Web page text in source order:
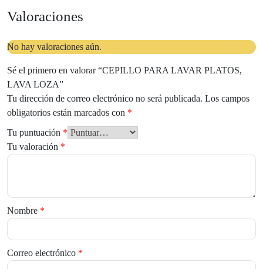
Valoraciones
No hay valoraciones aún.
Sé el primero en valorar “CEPILLO PARA LAVAR PLATOS,
LAVA LOZA”
Tu dirección de correo electrónico no será publicada. Los campos
obligatorios están marcados con *
Tu puntuación *
Tu valoración *
Nombre *
Correo electrónico *